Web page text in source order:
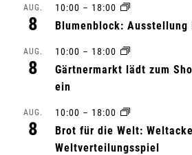
AUG.
8
10:00 – 18:00
Blumenblock:
AUG.
8
10:00 – 18:00
Gärtnermarkt lädt zum
ein
AUG.
8
10:00 – 18:00
Brot für die Welt:
Weltverteilungsspiel